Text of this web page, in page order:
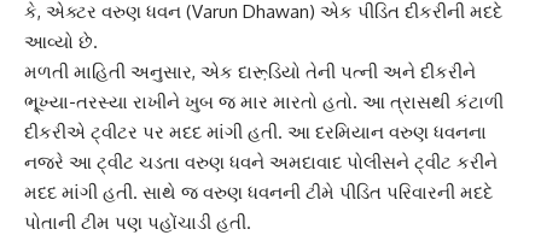
કે, એક્ટર વરુણ ધવન (Varun Dhawan) એક પીડિત દીકરીની મદદે
આવ્યો છે.
મળતી માહિતી અનુસાર, એક દારૂ઼ડિયો તેની પત્ની અને દીકરીને
ભૂ્ખ્યા-તરસ્યા રાખીને ખુબ જ માર મારતો હતો. આ ત્રાસથી કંટાળી
દીકરીએ ટ્વીટર પર મદદ માંગી હતી. આ દરમિયાન વરુણ ધવનના
નજરે આ ટ્વીટ ચડતા વરુણ ધવને અમદાવાદ પોલીસને ટ્વીટ કરીને
મદદ માંગી હતી. સાથે જ વરુણ ધવનની ટીમે પીડિત પરિવારની મદદે
પોતાની ટીમ પણ પહોંચાડી હતી.